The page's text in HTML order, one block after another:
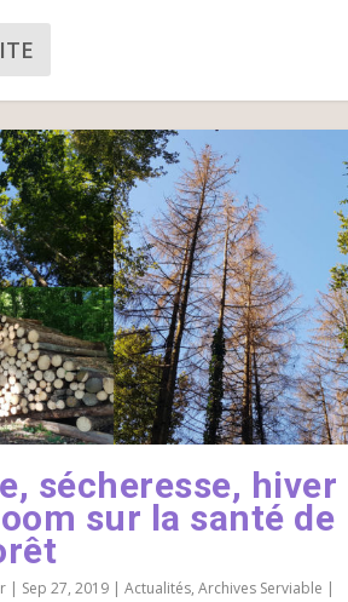
sécheresse, hiver
sur la santé de
| Sep 27, 2019| Actualités, Archives Serviable |